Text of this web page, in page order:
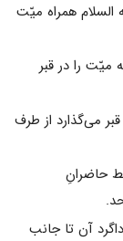
السلام همراه میّت
را در قبر
می‌گذارد از طرف
حاضرانِ
آن تا جانب